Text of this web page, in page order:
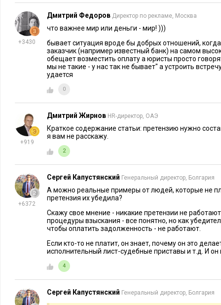
+3430
Дмитрий Федоров Директор по рекламе, Москва
что важнее мир или деньги - мир! )))
бывает ситуация вроде бы добрых отношений,
заказчик (например известный банк) на самом
обещает возместить оплату а юристы просто
мы не такие - у нас так не бывает" а устроить
удается
0
+919
Дмитрий Жирнов HR-директор, ОАЭ
Краткое содержание статьи: претензию нужно
я вам не расскажу.
2
+6372
Сергей Капустянский Генеральный директор, Болгария
А можно реальные примеры от людей, которые не
претензия их убедила?
Скажу свое мнение - никакие претензии не
процедуры взыскания - все понятно, но как
чтобы оплатить задолженность - не работают.
Если кто-то не платит, он знает, почему он это
исполнительный лист-судебные приставы и т.д. И он
4
Сергей Капустянский Генеральный директор, Болгария